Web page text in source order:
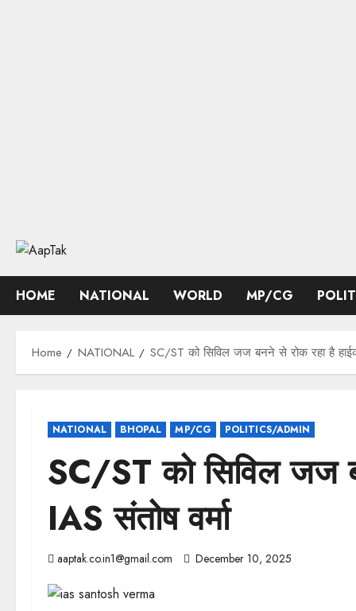
content
HOME
NATIONAL WORLD MP/CG
Home NATIONAL SC/ST को सिविल जज बनने से रोक रहा है
NATIONAL BHOPAL MP/CG POLITICS/ADMIN
SC/ST को सिविल जज
IAS संतोष वर्मा
aaptak.co.in1@gmail.com December 10, 2025